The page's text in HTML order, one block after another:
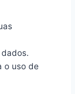
o uso de